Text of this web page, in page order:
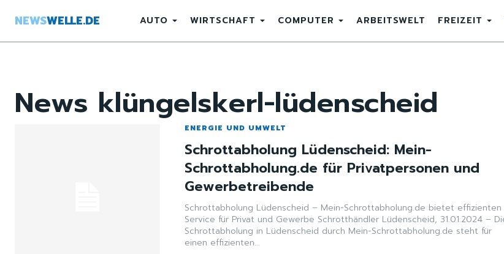
NEWSWELLE.DE AUTO WIRTSCHAFT COMPUTER ARBEITSWELT FREIZEIT
News klüngelskerl-lüdenscheid
ENERGIE UND UMWELT
Schrottabholung Lüdenscheid: Mein-
Schrottabholung.de für Privatpersonen und
Gewerbetreibende
Schrottabholung Lüdenscheid – Mein-Schrottabholung.de bietet effizienten
Service für Privat und Gewerbe Schrotthändler Lüdenscheid, 31.01.2024 – Die
Schrottabholung in Lüdenscheid durch Mein-Schrottabholung.de steht für
einen effizienten...